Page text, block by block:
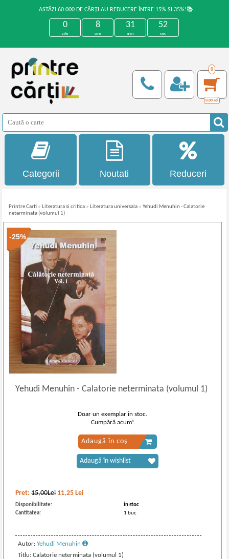
ASTĂZI 60.000 DE CĂRȚI AU REDUCERE ÎNTRE 15% ȘI 35%!📚
0
zile
8
ore
31
min
51
sec
0
0,00 Lei
Categorii Noutati Reduceri
Printre Carti » Literatura si critica » Literatura universala »Yehudi Menuhin - Calatorie
neterminata (volumul 1)
-25%
Yehudi Menuhin- Calatorie neterminata (volumul 1)
Pret:15,00Lei 11,25 Lei
Disponibilitate:
in stoc
Cantitatea:
1 buc
Autor:Yehudi Menuhin
Titlu: Calatorie neterminata (volumul 1)
Doar un exemplar în stoc.
Cumpără acum!
Adaugă în coș
Adaugă în wishlist